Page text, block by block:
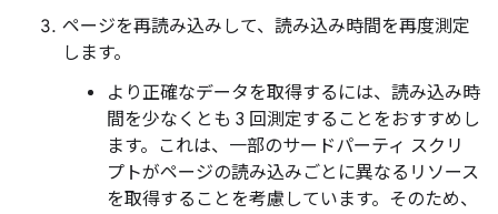
ページを再読み込みして、読み込み時間を再度測定
します。
より正確なデータを取得するには、読み込み時
間を少なくとも 3 回測定することをおすすめし
ます。これは、一部のサードパーティ スクリ
プトがページの読み込みごとに異なるリソース
を取得することを考慮しています。そのため、